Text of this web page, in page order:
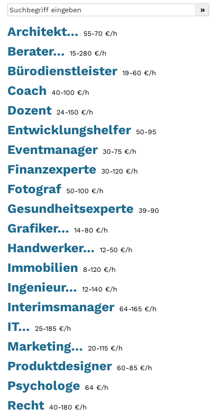
Architekt... 55-70 €/h
Berater... 15-280 €/h
Bürodienstleister 19-60 €/h
Coach 40-100 €/h
Dozent 24-150 €/h
Entwicklungshelfer 50-95
Eventmanager 30-75 €/h
Finanzexperte 30-120 €/h
Fotograf 50-100 €/h
Gesundheitsexperte 39-90
Grafiker... 14-80 €/h
Handwerker... 12-50 €/h
Immobilien 8-120 €/h
Ingenieur... 12-140 €/h
Interimsmanager 64-165 €/h
IT... 25-185 €/h
Marketing... 20-115 €/h
Produktdesigner 60-85 €/h
Psychologe 64 €/h
Recht 40-180 €/h